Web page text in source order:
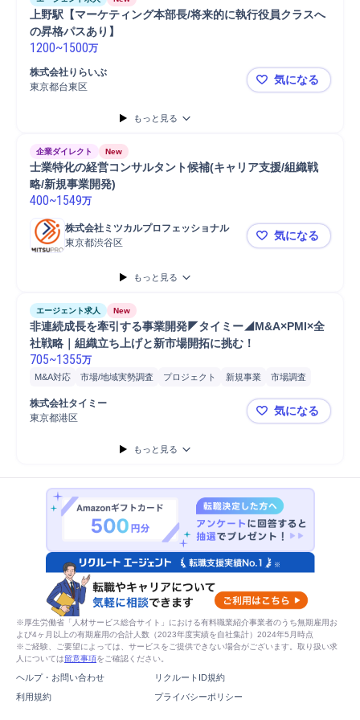
上野駅【マーケティング本部長/将来的に執行役員クラスへ
の昇格パスあり】
1200~1500万
株式会社りらいぶ
東京都台東区
上野駅【マ
気になる
もっと見る
企業ダイレクト New
士業特化の経営コンサルタント候補(キャリア支援/組織戦
略/新規事業開発)
400~1549万
株式会社ミツカルプロフェッショナル
東京都渋谷区
士業特化の
気になる
もっと見る
エージェント求人 New
非連続成長を牽引する事業開発◤タイミー◢M&A×PMI×全
社戦略｜組織立ち上げと新市場開拓に挑む！
705~1355万
M&A対応 市場/地域実勢調査 プロジェクト 新規事業
市場調査
契約締結
株式会社タイミー
東京都港区
非連続成長
気になる
もっと見る
※厚生労働省「人材サービス総合サイト」における有料職業紹介事業者のうち無期雇用お
よび4ヶ月以上の有期雇用の合計人数（2023年度実績を自社集計）2024年5月時点
※ご経験、ご要望によっては、サービスをご提供できない場合がございます。取り扱い求
人については留意事項をご確認ください。
ヘルプ・お問い合わせ
リクルートID規約
利用規約
プライバシーポリシー